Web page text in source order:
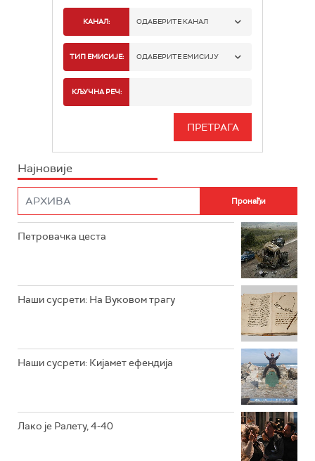
КАНАЛ: ОДАБЕРИТЕ КАНАЛ
РТС 1
РТС 3
РТС КОЛО
ТИП ЕМИСИЈЕ: ОДАБЕРИТЕ ЕМИСИЈУ
ИНФО
КЉУЧНА РЕЧ:
Најновије
Петровачка цеста
Наши сусрети: На Вуковом трагу
Наши сусрети: Кијамет ефендија
Лако је Ралету, 4-40